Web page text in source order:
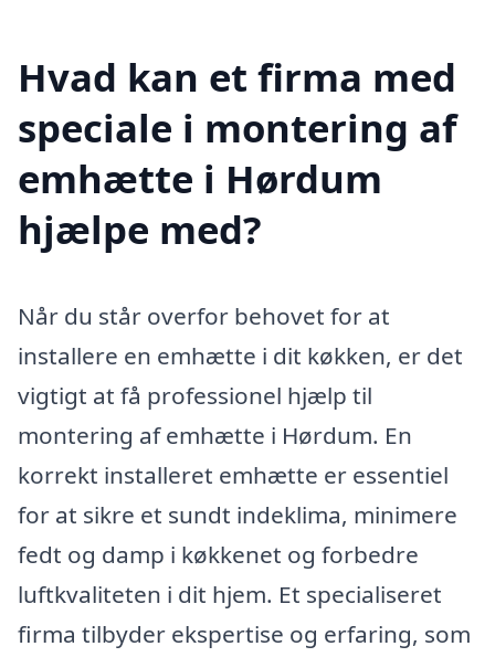
Hvad kan et firma med
speciale i montering af
emhætte i Hørdum
hjælpe med?
Når du står overfor behovet for at
installere en emhætte i dit køkken, er det
vigtigt at få professionel hjælp til
montering af emhætte i Hørdum. En
korrekt installeret emhætte er essentiel
for at sikre et sundt indeklima, minimere
fedt og damp i køkkenet og forbedre
luftkvaliteten i dit hjem. Et specialiseret
firma tilbyder ekspertise og erfaring, som